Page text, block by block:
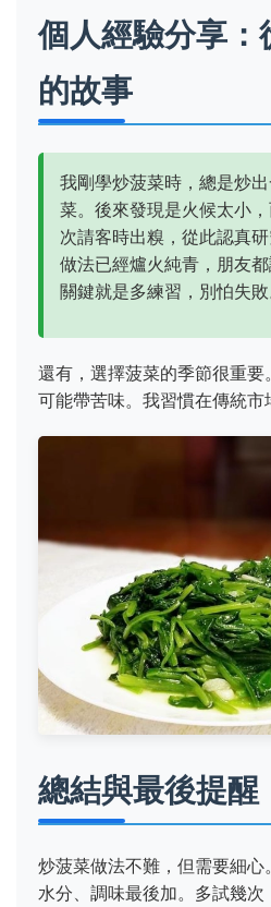
個人經驗分享：
的故事
我剛學炒菠菜時，總是炒
菜。後來發現是火候太小
次請客時出糗，從此認真
做法已經爐火純青，朋友
關鍵就是多練習，別怕失敗
還有，選擇菠菜的季節很重
可能帶苦味。我習慣在傳統市
總結與最後提醒
炒菠菜做法不難，但需要細
水分、調味最後加。多試幾